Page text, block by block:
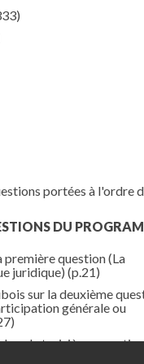
portées à l'ordre
DU
première question (La
juridique) (p.21)
sur la deuxième
générale ou
sur la troisième question